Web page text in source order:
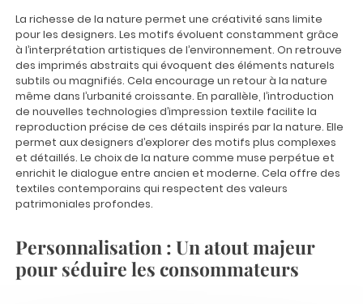
La richesse de la nature permet une créativité sans limite
pour les designers. Les motifs évoluent constamment grâce
à l’interprétation artistiques de l’environnement. On retrouve
des imprimés abstraits qui évoquent des éléments naturels
subtils ou magnifiés. Cela encourage un retour à la nature
même dans l’urbanité croissante. En parallèle, l’introduction
de nouvelles technologies d’impression textile facilite la
reproduction précise de ces détails inspirés par la nature. Elle
permet aux designers d’explorer des motifs plus complexes
et détaillés. Le choix de la nature comme muse perpétue et
enrichit le dialogue entre ancien et moderne. Cela offre des
textiles contemporains qui respectent des valeurs
patrimoniales profondes.
Personnalisation : Un atout majeur
pour séduire les consommateurs